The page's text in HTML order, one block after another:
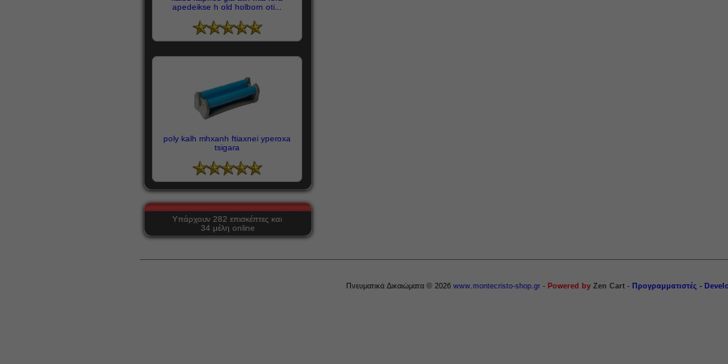
apedeikse h old holborn oti...
poly kalh mhxanh ftiaxnei yperoxa
tsigara
Υπάρχουν 282 επισκέπτες και
34 μέλη online
Πνευματικά Δικαιώματα © 2026 www.montecristo-shop.gr - Powered by Zen Cart - Προγραμματιστές -